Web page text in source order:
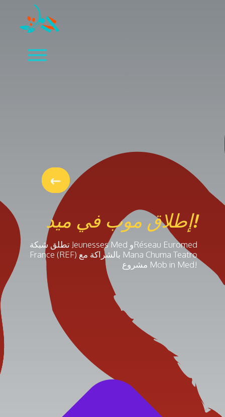
إطلاق موب في ميد!
تطلق شبكة Jeunesses Med وRéseau Euromed
France (REF) بالشراكة مع Mana Chuma Teatro
مشروع Mob in Med!